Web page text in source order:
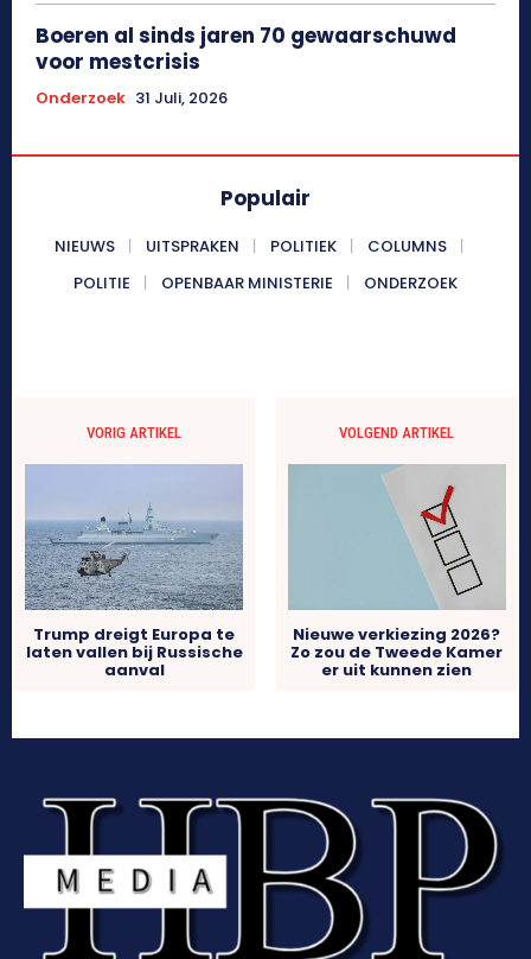
Boeren al sinds jaren 70 gewaarschuwd
voor mestcrisis
Onderzoek 31 Juli, 2026
Populair
NIEUWS UITSPRAKEN POLITIEK
COLUMNS
POLITIE
OPENBAAR MINISTERIE ONDERZOEK
VORIG ARTIKEL
Trump dreigt Europa te
laten vallen bij Russische
aanval
VOLGEND ARTIKEL
Nieuwe verkiezing 2026?
Zo zou de Tweede Kamer
er uit kunnen zien